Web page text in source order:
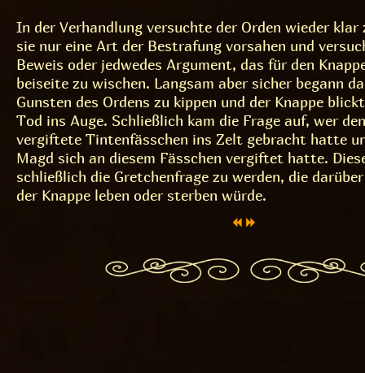
In der Verhandlung versuchte der Orden wieder klar
sie nur eine Art der Bestrafung vorsahen und
Beweis oder jedwedes Argument, das für den
beiseite zu wischen. Langsam aber sicher begann
Gunsten des Ordens zu kippen und der Knappe
Tod ins Auge. Schließlich kam die Frage auf, wer
vergiftete Tintenfässchen ins Zelt gebracht hatte
Magd sich an diesem Fässchen vergiftet hatte.
schließlich die Gretchenfrage zu werden, die
der Knappe leben oder sterben würde.